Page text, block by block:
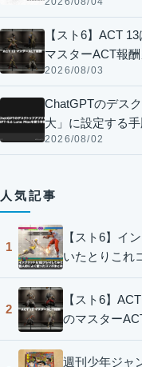
【スト6】ACT
マスターACT報
2026/08/03
ChatGPTのデス
大」に設定する
2026/08/02
人気記事
1
【スト6】イ
いたとりこれ
2
【スト6】
のマスター
週刊少年ジャ